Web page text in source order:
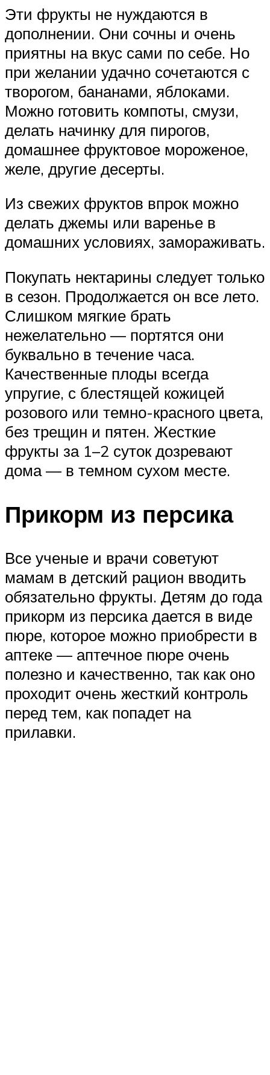
Эти фрукты не нуждаются в
дополнении. Они сочны и очень
приятны на вкус сами по себе. Но
при желании удачно сочетаются с
творогом, бананами, яблоками.
Можно готовить компоты, смузи,
делать начинку для пирогов,
домашнее фруктовое мороженое,
желе, другие десерты.
Из свежих фруктов впрок можно
делать джемы или варенье в
домашних условиях, замораживать.
Покупать нектарины следует только
в сезон. Продолжается он все лето.
Слишком мягкие брать
нежелательно — портятся они
буквально в течение часа.
Качественные плоды всегда
упругие, с блестящей кожицей
розового или темно-красного цвета,
без трещин и пятен. Жесткие
фрукты за 1–2 суток дозревают
дома — в темном сухом месте.
Прикорм из персика
Все ученые и врачи советуют
мамам в детский рацион вводить
обязательно фрукты. Детям до года
прикорм из персика дается в виде
пюре, которое можно приобрести в
аптеке — аптечное пюре очень
полезно и качественно, так как оно
проходит очень жесткий контроль
перед тем, как попадет на
прилавки.